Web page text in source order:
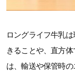
ロングライフ牛乳
きることや、直方
は、輸送や保管時の